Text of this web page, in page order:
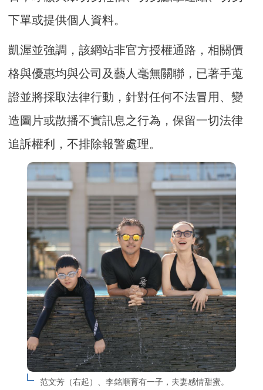
下單或提供個人資料。
凱渥並強調，該網站非官方授權通路，相關價
格與優惠均與公司及藝人毫無關聯，已著手蒐
證並將採取法律行動，針對任何不法冒用、變
造圖片或散播不實訊息之行為，保留一切法律
追訴權利，不排除報警處理。
范文芳（右起）、李銘順育有一子，夫妻感情甜蜜。